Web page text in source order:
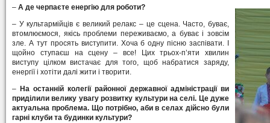
– А де черпаєте енергію для роботи?
– У культармійців є великий релакс – це сцена. Часто, буває,
втомлюємося, якісь проблеми переживаємо, а буває і зовсім
зле. А тут просять виступити. Хоча б одну пісню заспівати. І
щойно ступаєш на сцену – все! Цих трьох-п’яти хвилин
виступу цілком вистачає для того, щоб набратися заряду,
енергії і хотіти далі жити і творити.
– На останній колегії районної державної адміністрації ви
приділили велику увагу розвитку культури на селі. Це дуже
актуальна проблема. Що потрібно, аби в селах дійсно були
гарні клуби та будинки культури?